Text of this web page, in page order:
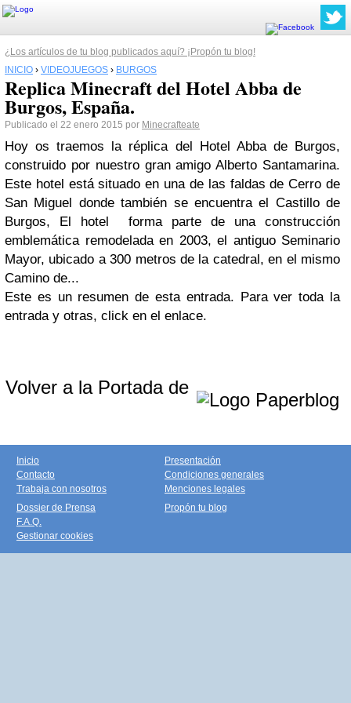
¿Los artículos de tu blog publicados aquí? ¡Propón tu blog!
INICIO › VIDEOJUEGOS › BURGOS
Replica Minecraft del Hotel Abba de
Burgos, España.
Publicado el 22 enero 2015 por Minecrafteate
Hoy os traemos la réplica del Hotel Abba de Burgos,
construido por nuestro gran amigo Alberto Santamarina.
Este hotel está situado en una de las faldas de Cerro de
San Miguel donde también se encuentra el Castillo de
Burgos, El hotel forma parte de una construcción
emblemática remodelada en 2003, el antiguo Seminario
Mayor, ubicado a 300 metros de la catedral, en el mismo
Camino de...
Este es un resumen de esta entrada. Para ver toda la
entrada y otras, click en el enlace.
Volver a la Portada de
Inicio
Contacto
Trabaja con nosotros
Presentación
Condiciones generales
Menciones legales
Dossier de Prensa
F.A.Q.
Gestionar cookies
Propón tu blog